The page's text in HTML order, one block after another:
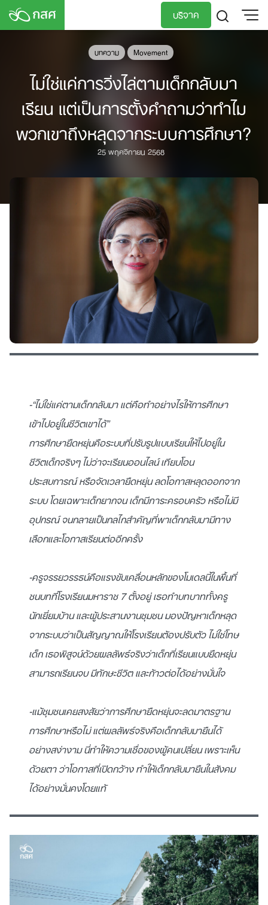
Skip
บริจาค
บทความ Movement
ไม่ใช่แค่การวิ่งไล่ตามเด็กกลับมา
เรียน แต่เป็นการตั้งคำถามว่าทำไม
พวกเขาถึงหลุดจากระบบการศึกษา?
25 พฤศจิกายน 2568
-“ไม่ใช่แค่ตามเด็กกลับมา แต่คือทำอย่างไรให้การศึกษา
เข้าไปอยู่ในชีวิตเขาได้”
การศึกษายืดหยุ่นคือระบบที่ปรับรูปแบบเรียนให้ไปอยู่ใน
ชีวิตเด็กจริงๆ ไม่ว่าจะเรียนออนไลน์ เทียบโอน
ประสบการณ์ หรือจัดเวลายืดหยุ่น ลดโอกาสหลุดออกจาก
ระบบ โดยเฉพาะเด็กยากจน เด็กมีภาระครอบครัว หรือไม่มี
อุปกรณ์ จนกลายเป็นกลไกสำคัญที่พาเด็กกลับมามีทาง
เลือกและโอกาสเรียนต่ออีกครั้ง
-ครูจรรยวรรธน์คือแรงขับเคลื่อนหลักของโมเดลนี้ในพื้นที่
ชนบทที่โรงเรียนมหาราช 7 ตั้งอยู่ เธอทำบทบาททั้งครู
นักเยี่ยมบ้าน และผู้ประสานงานชุมชน มองปัญหาเด็กหลุด
จากระบบว่าเป็นสัญญาณให้โรงเรียนต้องปรับตัว ไม่ใช่โทษ
เด็ก เธอพิสูจน์ด้วยผลลัพธ์จริงว่าเด็กที่เรียนแบบยืดหยุ่น
สามารถเรียนจบ มีทักษะชีวิต และก้าวต่อได้อย่างมั่นใจ
-แม้ชุมชนเคยสงสัยว่าการศึกษายืดหยุ่นจะลดมาตรฐาน
การศึกษาหรือไม่ แต่ผลลัพธ์จริงคือเด็กกลับมายืนได้
อย่างสง่างาม นี่ทำให้ความเชื่อของผู้คนเปลี่ยน เพราะเห็น
ด้วยตา ว่าโอกาสที่เปิดกว้าง ทำให้เด็กกลับมายืนในสังคม
ได้อย่างมั่นคงโดยแท้